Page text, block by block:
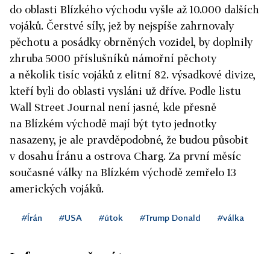
do oblasti Blízkého východu vyšle až 10.000 dalších
vojáků. Čerstvé síly, jež by nejspíše zahrnovaly
pěchotu a posádky obrněných vozidel, by doplnily
zhruba 5000 příslušníků námořní pěchoty
a několik tisíc vojáků z elitní 82. výsadkové divize,
kteří byli do oblasti vysláni už dříve. Podle listu
Wall Street Journal není jasné, kde přesně
na Blízkém východě mají být tyto jednotky
nasazeny, je ale pravděpodobné, že budou působit
v dosahu Íránu a ostrova Charg. Za první měsíc
současné války na Blízkém východě zemřelo 13
amerických vojáků.
#Írán #USA #útok #Trump Donald #válka